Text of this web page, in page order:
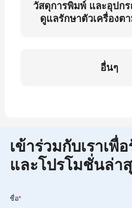
วัสดุการพิมพ์ และอุปก
ดูแลรักษาตัวเครื่องตา
อื่นๆ
เข้าร่วมกับเราเพื่
และโปรโมชั่นล่า
ชื่อ*